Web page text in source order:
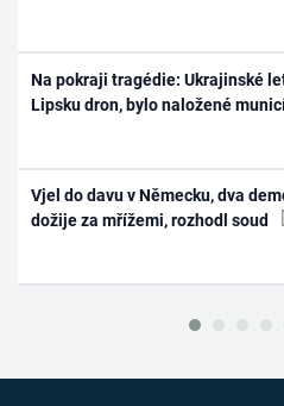
Na pokraji tragédie: Ukrajinské
Lipsku dron, bylo naložené
Vjel do davu v Německu, dva
dožije za mřížemi, rozhodl soud